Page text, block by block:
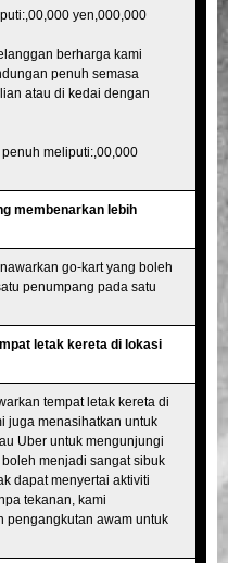
yen,000,000
berharga kami
penuh semasa
atau di kedai dengan
meliputi:,00,000
membenarkan lebih
go-kart yang boleh
penumpang pada satu
letak kereta di lokasi
tempat letak kereta di
juga menasihatkan untuk
Uber untuk mengunjungi
menjadi sangat sibuk
dapat menyertai aktiviti
tekanan, kami
pengangkutan awam untuk